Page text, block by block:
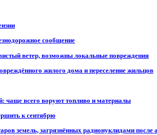
сообщение
ветер, возможны локальные повреждения
жилого дома и переселение жильцов
чаще всего воруют топливо и материалы
к сентябрю
земель, загрязнённых радионуклидами